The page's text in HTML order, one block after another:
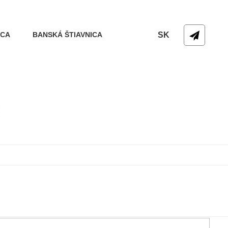
BANSKÁ ŠTIAVNICA SK